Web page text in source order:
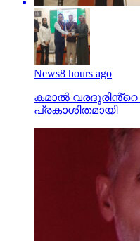
News8 hours ago
കമാൽ
പ്രകാശിതമായി